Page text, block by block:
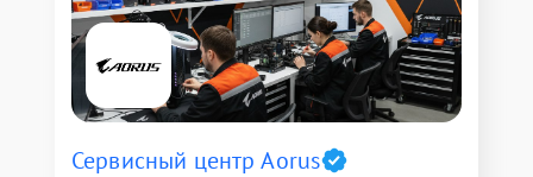
Сервисный центр Aorus